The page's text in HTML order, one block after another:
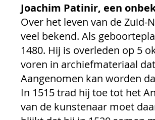
Joachim Patinir, een
Over het leven van de Zuid-
veel bekend. Als
1480. Hij is overleden op 5
voren in archiefmateriaal
Aangenomen kan worden
In 1515 trad hij toe tot het
van de kunstenaar moet